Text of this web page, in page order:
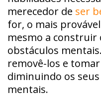
merecedor de ser
for, o mais
mesmo a construir
obstáculos
removê-los e
diminuindo os
mentais.